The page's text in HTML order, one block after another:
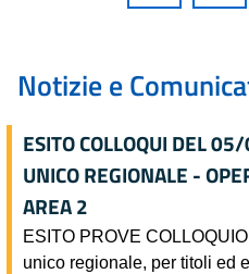
Notizie e
ESITO COLLOQUI DEL
UNICO REGIONALE -
AREA 2
ESITO PROVE
unico regionale, per titoli ed